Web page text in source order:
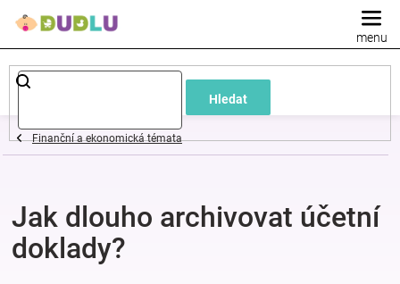
Hledat
Dětské
a
oblečení
Pokojíček
Finanční a ekonomická témata
Jak dlouho archivovat účetní
doklady?